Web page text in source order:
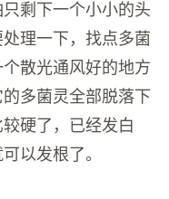
剩下一个小小的头
理一下，找点多菌
散光通风好的地方
多菌灵全部脱落下
硬了，已经发白
以发根了。